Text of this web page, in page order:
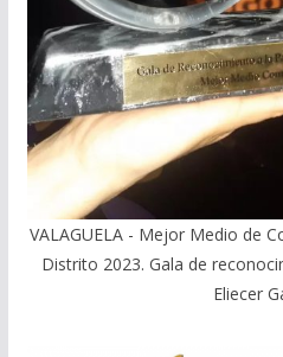
VALAGUELA - Mejor Medio de
Distrito 2023. Gala de
Eliecer